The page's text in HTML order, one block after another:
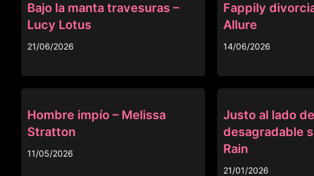
Bajo la manta travesuras –
Lucy Lotus
21/06/2026
Fappily
Allure
14/06/2026
Hombre impío – Melissa
Stratton
11/05/2026
Justo al lado
desagradable
Rain
21/01/2026